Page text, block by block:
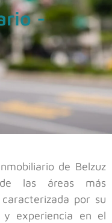
-
de Belzuz
las áreas más
por su
y experiencia en el